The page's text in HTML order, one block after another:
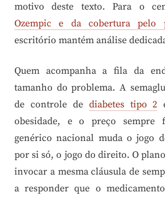
motivo deste texto. Para o
Ozempic e da cobertura pelo
escritório mantém análise
Quem acompanha a fila da
tamanho do problema. A
de controle de diabetes tipo 2
obesidade, e o preço
genérico nacional muda o jogo
por si só, o jogo do direito. O
invocar a mesma cláusula de
a responder que o